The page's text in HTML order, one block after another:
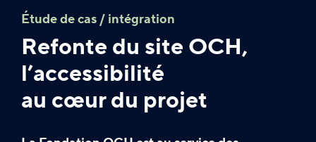
Étude de cas / intégration
Refonte du site OCH,
l’accessibilité
au cœur du projet